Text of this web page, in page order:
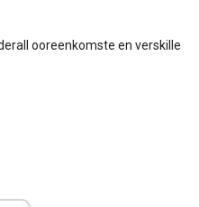
ooreenkomste en verskille